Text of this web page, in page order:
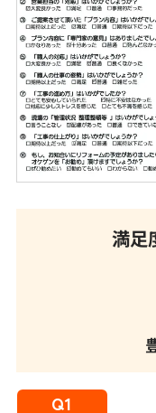
満足